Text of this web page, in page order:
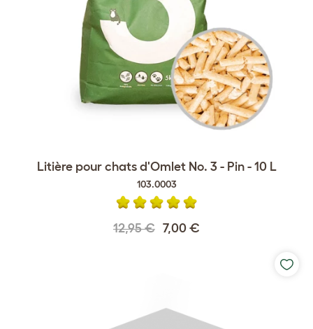
Litière pour chats d'Omlet No. 3 - Pin - 10 L
103.0003
12,95 € 7,00 €